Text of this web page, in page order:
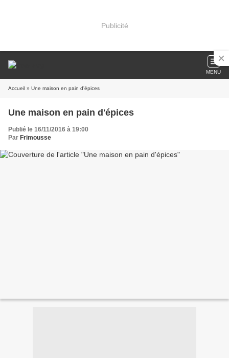
Publicité
MENU
Accueil » Une maison en pain d'épices
Une maison en pain d'épices
Publié le 16/11/2016 à 19:00
Par Frimousse